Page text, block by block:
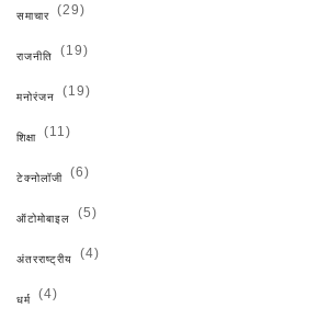
समाचार (29)
राजनीति (19)
मनोरंजन (19)
शिक्षा (11)
टेक्नोलॉजी (6)
ऑटोमोबाइल (5)
अंतरराष्ट्रीय (4)
धर्म (4)